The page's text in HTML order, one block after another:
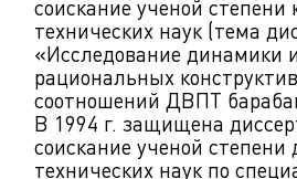
соискание ученой степени
технических наук (тема
«Исследование динамики
рациональных
соотношений ДВПТ
В 1994 г. защищена
соискание ученой степени
технических наук по